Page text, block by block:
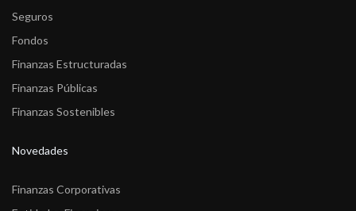
Seguros
Fondos
Finanzas Estructuradas
Finanzas Públicas
Finanzas Sostenibles
Novedades
Finanzas Corporativas